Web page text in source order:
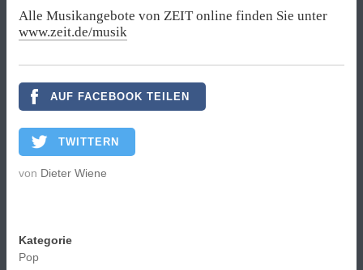
Alle Musikangebote von ZEIT online finden Sie unter
www.zeit.de/musik
AUF FACEBOOK TEILEN
TWITTERN
von Dieter Wiene
Kategorie
Pop